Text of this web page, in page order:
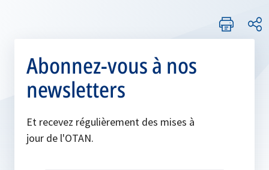
Abonnez-vous à nos
newsletters
Et recevez régulièrement des mises à
jour de l'OTAN.